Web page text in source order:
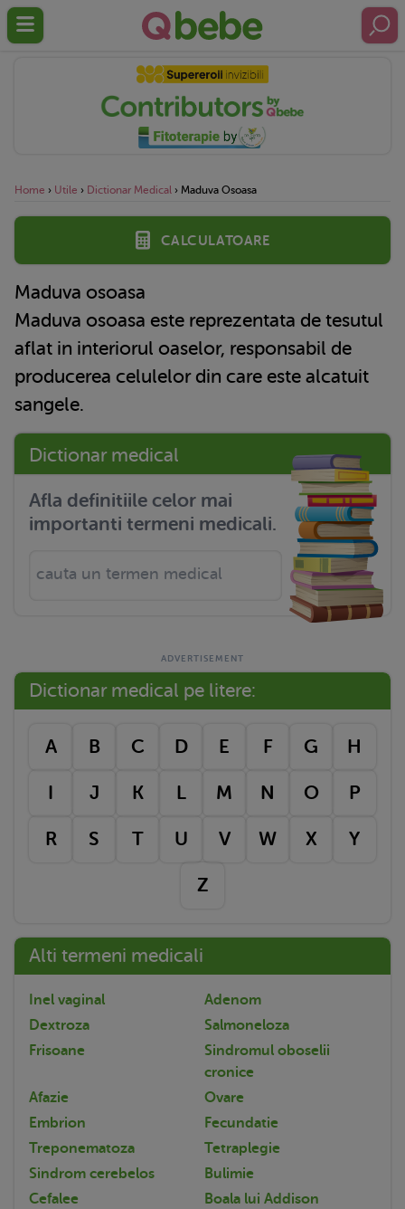
Home › Utile › Dictionar Medical › Maduva Osoasa
Calculatoare
Maduva osoasa
Maduva osoasa este reprezentata de tesutul
aflat in interiorul oaselor, responsabil de
producerea celulelor din care este alcatuit
sangele.
Dictionar medical
Afla definitiile celor mai
importanti termeni medicali.
Dictionar medical pe litere:
A B C D E F G H
I J K L M N O P
R S T U V W X Y
Z
Alti termeni medicali
Inel vaginal
Adenom
Dextroza
Salmoneloza
Frisoane
Sindromul oboselii
cronice
Afazie
Ovare
Embrion
Fecundatie
Treponematoza
Tetraplegie
Sindrom cerebelos
Bulimie
Cefalee
Boala lui Addison